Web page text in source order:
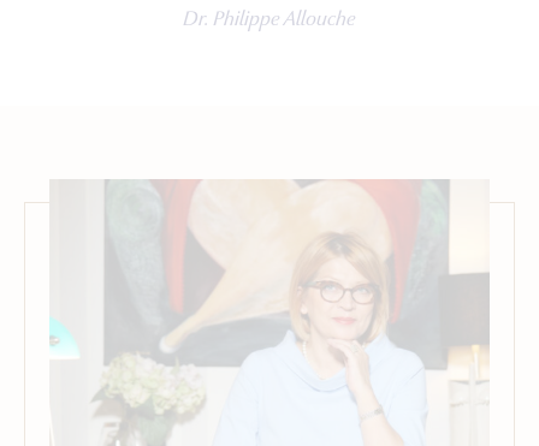
Dr. Philippe Allouche